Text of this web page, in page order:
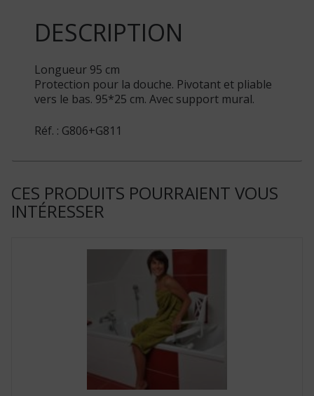
DESCRIPTION
Longueur 95 cm
Protection pour la douche. Pivotant et pliable
vers le bas. 95*25 cm. Avec support mural.
Réf. : G806+G811
CES PRODUITS POURRAIENT VOUS
INTÉRESSER